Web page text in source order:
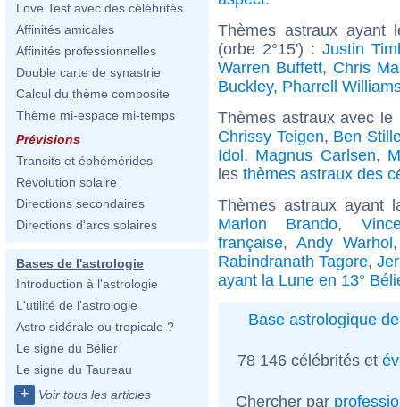
Love Test avec des célébrités
Affinités amicales
Affinités professionnelles
Double carte de synastrie
Calcul du thème composite
Thème mi-espace mi-temps
Prévisions
Transits et éphémérides
Révolution solaire
Directions secondaires
Directions d'arcs solaires
Bases de l'astrologie
Introduction à l'astrologie
L'utilité de l'astrologie
Astro sidérale ou tropicale ?
Le signe du Bélier
Le signe du Taureau
+ Voir tous les articles
Thèmes astraux ayant
(orbe 2°15') : Justin
Warren Buffett, Chris
Buckley, Pharrell
Thèmes astraux avec
Chrissy Teigen, Ben
Idol, Magnus Carlsen,
les thèmes astraux des
Thèmes astraux
Marlon Brando,
française, Andy Warhol
Rabindranath Tagore,
ayant la Lune en 13°
Base astrologique
78 146 célébrités et
Chercher par